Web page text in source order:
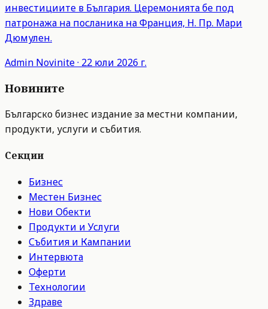
инвестициите в България. Церемонията бе под
патронажа на посланика на Франция, Н. Пр. Мари
Дюмулен.
Admin Novinite· 22 юли 2026 г.
Новините
Българско бизнес издание за местни компании,
продукти, услуги и събития.
Секции
Бизнес
Местен Бизнес
Нови Обекти
Продукти и Услуги
Събития и Кампании
Интервюта
Оферти
Технологии
Здраве